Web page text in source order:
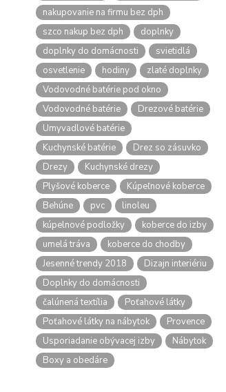
nakupovanie na firmu bez dph
szco nakup bez dph
doplnky
doplnky do domácnosti
svietidlá
osvetlenie
hodiny
zlaté doplnky
Vodovodné batérie pod okno
Vodovodné batérie
Drezové batérie
Umyvadlové batérie
Kuchynské batérie
Drez so zásuvko
Drezy
Kuchynské drezy
Plyšové koberce
Kúpeľnové koberce
Behúne
pvc
linoleu
kúpelnové podložky
koberce do izby
umelá tráva
koberce do chodby
Jesenné trendy 2018
Dizajn interiériu
Doplnky do domácnosti
čalúnená textília
Poťahové látky
Poťahové látky na nábytok
Provence
Usporiadanie obývacej izby
Nábytok
Boxy a obedáre